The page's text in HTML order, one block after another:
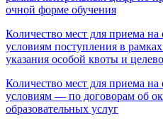
очной форме обучения
Количество мест для приема
условиям поступления в
указания особой квоты и
Количество мест для приема
условиям — по договорам об
образовательных услуг